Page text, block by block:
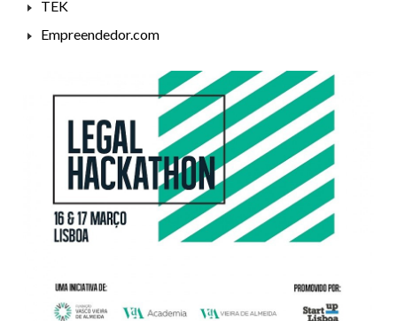
TEK
Empreendedor.com